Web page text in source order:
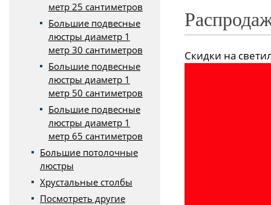
метр 25 сантиметров
Большие подвесные
люстры диаметр 1
метр 30 сантиметров
Большие подвесные
люстры диаметр 1
метр 50 сантиметров
Большие подвесные
люстры диаметр 1
метр 65 сантиметров
Большие потолочные
люстры
Хрустальные столбы
Посмотреть другие
Скидки на